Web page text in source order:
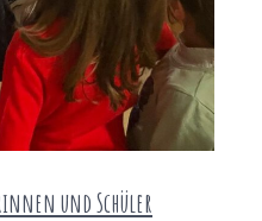
und Schüler